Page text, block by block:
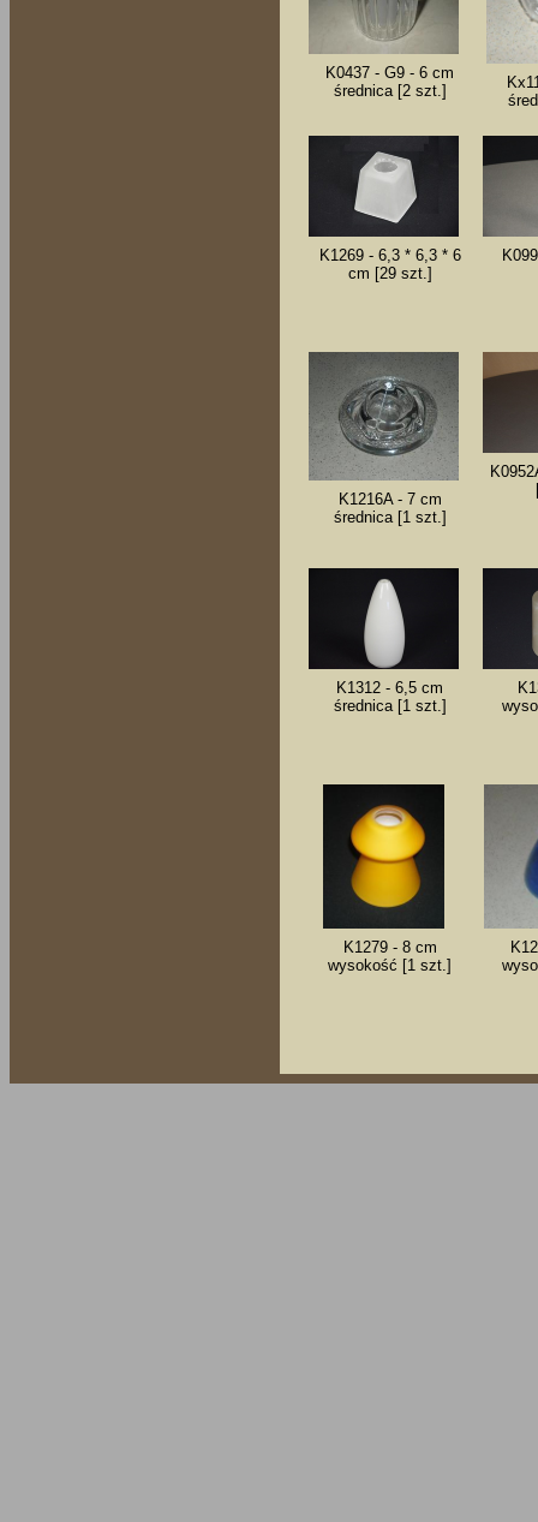
K0437 - G9 - 6 cm
średnica [2 szt.]
K1269 - 6,3 * 6,3 * 6
cm [29 szt.]
K1216A - 7 cm
średnica [1 szt.]
K1312 - 6,5 cm
średnica [1 szt.]
K1279 - 8 cm
wysokość [1 szt.]